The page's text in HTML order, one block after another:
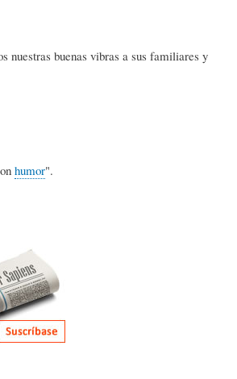
nuestras buenas vibras a sus familiares y
humor".